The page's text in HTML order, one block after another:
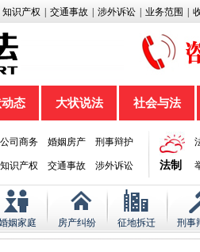
知识产权 交通事故 涉外诉讼 业务范围
态 大状说法 社会与法
公司商务 婚姻房产 刑事辩护
知识产权 交通事故 涉外诉讼 法制
姻家庭 房产纠纷 征地拆迁 刑事